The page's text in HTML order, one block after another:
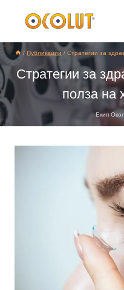
/ Публикации / Стратегии за
Стратегии за
полза на
Екип